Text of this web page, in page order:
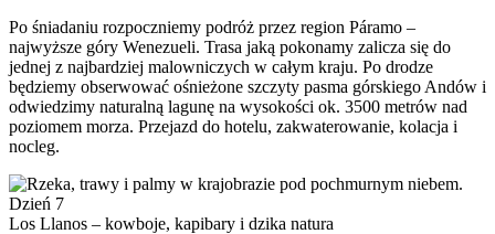
Po śniadaniu rozpoczniemy podróż przez region Páramo –
najwyższe góry Wenezueli. Trasa jaką pokonamy zalicza się do
jednej z najbardziej malowniczych w całym kraju. Po drodze
będziemy obserwować ośnieżone szczyty pasma górskiego Andów i
odwiedzimy naturalną lagunę na wysokości ok. 3500 metrów nad
poziomem morza. Przejazd do hotelu, zakwaterowanie, kolacja i
nocleg.
Dzień 7
Los Llanos – kowboje, kapibary i dzika natura